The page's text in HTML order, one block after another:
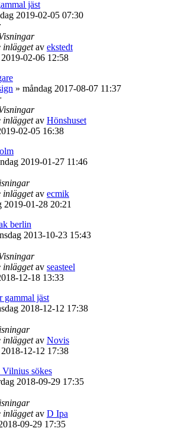
jäst
2019-02-05 07:30
inläggetav ekstedt
02-06 12:58
» måndag 2017-08-07 11:37
inläggetav Hönshuset
02-05 16:38
2019-01-27 11:46
inläggetav ecmik
2019-01-28 20:21
berlin
2013-10-23 15:43
inläggetav seasteel
12-18 13:33
gammal jäst
2018-12-12 17:38
inläggetav Novis
12-12 17:38
sökes
2018-09-29 17:35
inläggetav D Ipa
09-29 17:35